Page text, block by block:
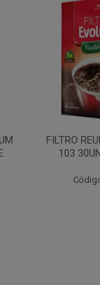
FILTRO
102